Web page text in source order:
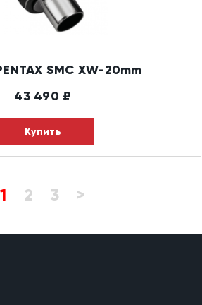
SMC XW-20mm
43 490 ₽
Купить
1 2 3 >